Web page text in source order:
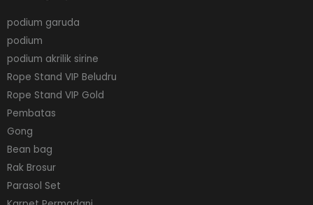
podium garuda
podium
podium akrilik sirine
Rope Stand VIP Beludru
Rope Stand VIP Gold
Pembatas
Gong
Bean bag
Rak Brosur
Parasol Set